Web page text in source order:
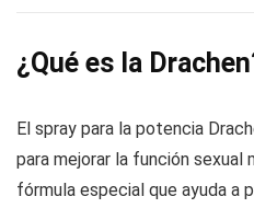
¿Qué es la
El spray para la potencia
para mejorar la función sexual
fórmula especial que ayuda a